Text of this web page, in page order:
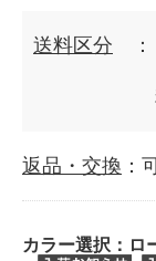
送料区分 ：
返品・交換 ：
カラー選択： ロ